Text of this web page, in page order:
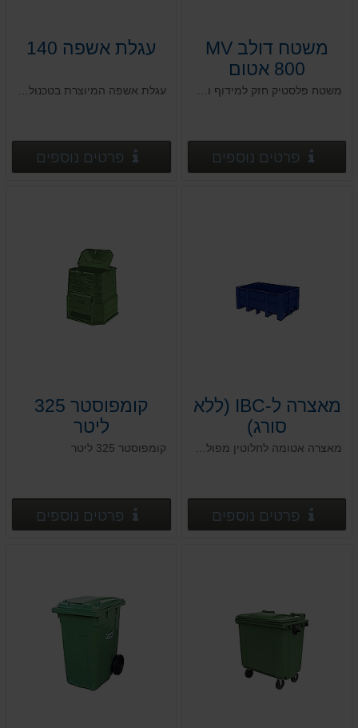
משטח דולב MV
800 אטום
פרטים נוספים פרטים נוספים
עגלת אשפה 140
פרטים נוספים
מאצרה ל-IBC (ללא
סורג)
מאצרה אטומה לחלוטין מפוליאתילן בצפיפות גבוהה HDPE, לפי הנחיות המשרד להגנת הסביבה
פרטים נוספים פרטים נוספים
קומפוסטר 325
ליטר
קומפוסטר 325 ליטר
פרטים נוספים